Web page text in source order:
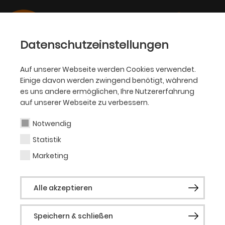
Datenschutzeinstellungen
Auf unserer Webseite werden Cookies verwendet.
Einige davon werden zwingend benötigt, während
es uns andere ermöglichen, Ihre Nutzererfahrung
auf unserer Webseite zu verbessern.
Notwendig
Statistik
Marketing
Alle akzeptieren
Speichern & schließen
OPER
Gabriela Scherer
Sopran (Gast)
Die Schweizer Sopranistin Gabriela
Scherer tritt regelmäßig auf
renommierten Bühnen wie den Bayreuther
Festspielen, der Staatsoper Unter den